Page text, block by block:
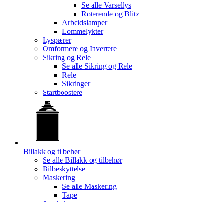
Se alle Varsellys
Roterende og Blitz
Arbeidslamper
Lommelykter
Lyspærer
Omformere og Invertere
Sikring og Rele
Se alle Sikring og Rele
Rele
Sikringer
Startboostere
Billakk og tilbehør
Se alle Billakk og tilbehør
Bilbeskyttelse
Maskering
Se alle Maskering
Tape